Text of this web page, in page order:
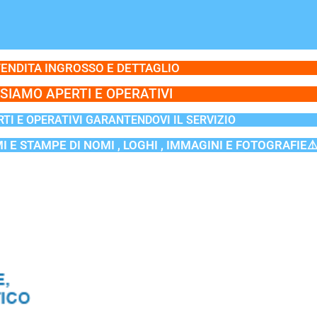
INGROSSO E DETTAGLIO
SIAMO APERTI E OPERATIVI
E OPERATIVI GARANTENDOVI IL SERVIZIO
E STAMPE DI NOMI , LOGHI , IMMAGINI E